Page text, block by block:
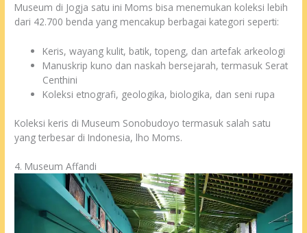
Museum di Jogja satu ini Moms bisa menemukan koleksi lebih
dari 42.700 benda yang mencakup berbagai kategori seperti:
Keris, wayang kulit, batik, topeng, dan artefak arkeologi
Manuskrip kuno dan naskah bersejarah, termasuk Serat
Centhini
Koleksi etnografi, geologika, biologika, dan seni rupa
Koleksi keris di Museum Sonobudoyo termasuk salah satu
yang terbesar di Indonesia, lho Moms.
4. Museum Affandi